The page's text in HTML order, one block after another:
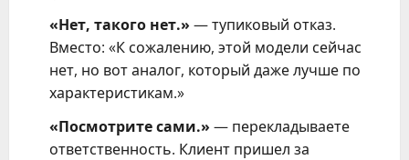
«Нет, такого нет.» — тупиковый отказ.
Вместо: «К сожалению, этой модели сейчас
нет, но вот аналог, который даже лучше по
характеристикам.»
«Посмотрите сами.» — перекладываете
ответственность. Клиент пришел за